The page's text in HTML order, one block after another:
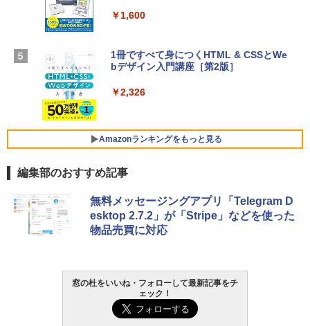
ン 15-fd 15.6インチ 16GBメモリ 512GB
SSD インテル Core 5
￥129,800
ersonal/Copilotキー搭載/Win 11/15.6型/
Core i5/16GB/SSD 512GB/ホワイト) FM
￥3,200
Robloxギフトカード - 1000 Robux 【限
定バーチャルアイテムを含む】 【オンラ
ラインコード版
￥1,600
1冊ですべて身につくHTML & CSSとWe
bデザイン入門講座［第2版］
￥2,326
Amazonランキングをもっと見る
Amazon Kindle Paperwhite (16GB) 7イ
ンチディスプレイ、色調調節ライト、12
週間持続バッテリー、広告なし、ブラッ
ク
Amazon Kindle - 目に優しい、かさばら
ない、大きな画面で読みやすい、6週間持
続バッテリー、6インチディスプレイ電子
編集部のおすすめ記事
無料メッセージングアプリ「Telegram D
esktop 2.7.2」が「Stripe」などを使った
物品売買に対応
窓の杜をいいね・フォローして最新記事をチ
ェック！